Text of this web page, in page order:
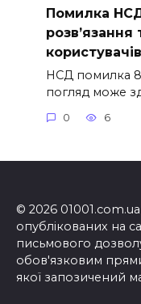
Помилка
розв’язання
НСД помилка
погляд може
0 6
© 2026
опублікованих на
письмового
обов'язковим
якої запозичений